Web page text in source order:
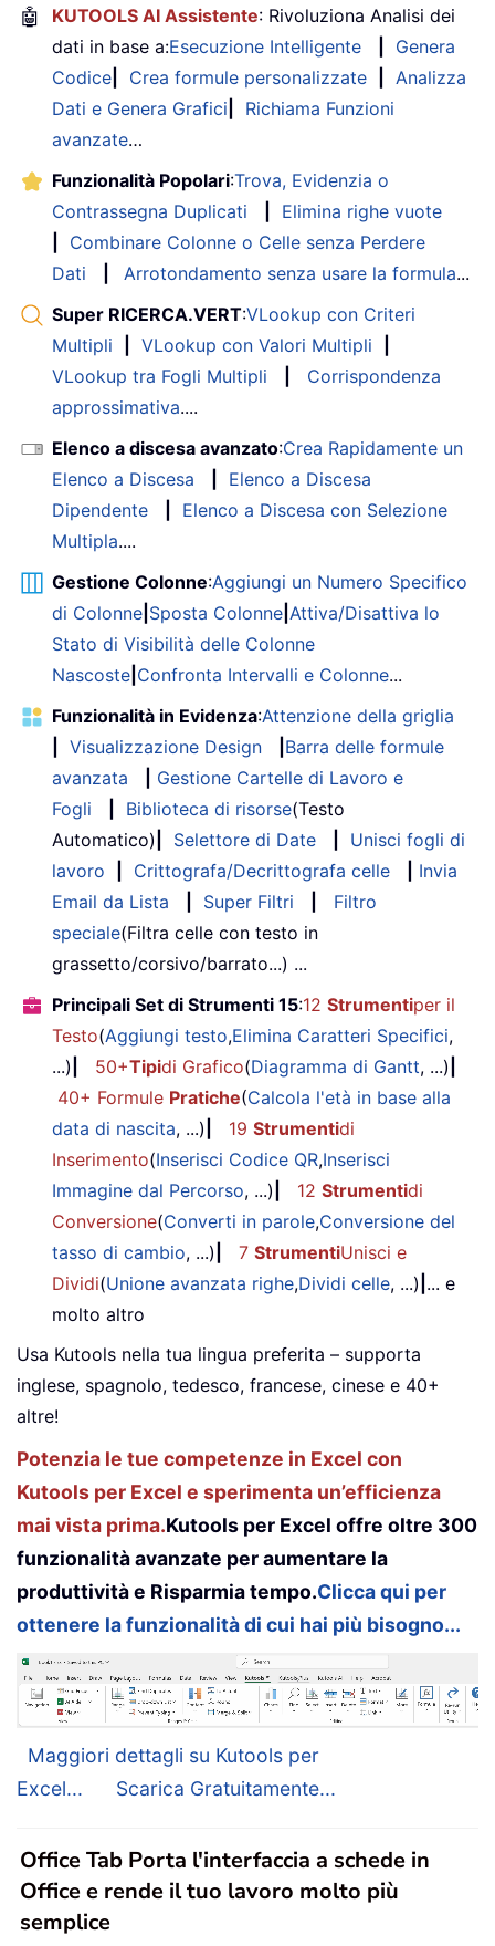
🤖 KUTOOLS AI Assistente: Rivoluziona Analisi dei
dati in base a:Esecuzione Intelligente
Genera
Codice
Crea formule personalizzate
Analizza
Dati e Genera Grafici
Richiama Funzioni
avanzate…
Funzionalità Popolari:Trova, Evidenzia o
Contrassegna Duplicati
Elimina righe vuote
Combinare Colonne o Celle senza Perdere
Dati
Arrotondamento senza usare la formula...
Super RICERCA.VERT:VLookup con Criteri
Multipli
VLookup con Valori Multipli
VLookup tra Fogli Multipli
Corrispondenza
approssimativa....
Elenco a discesa avanzato:Crea Rapidamente un
Elenco a Discesa
Elenco a Discesa
Dipendente
Elenco a Discesa con Selezione
Multipla....
Gestione Colonne:Aggiungi un Numero Specifico
di Colonne Sposta Colonne Attiva/Disattiva lo
Stato di Visibilità delle Colonne
Nascoste Confronta Intervalli e Colonne...
Funzionalità in Evidenza:Attenzione della griglia
Visualizzazione Design
Barra delle formule
avanzata
Gestione Cartelle di Lavoro e
Fogli
Biblioteca di risorse(Testo
Automatico)
Selettore di Date
Unisci fogli di
lavoro
Crittografa/Decrittografa celle
Invia
Email da Lista
Super Filtri
Filtro
speciale(Filtra celle con testo in
grassetto/corsivo/barrato...) ...
Principali Set di Strumenti 15:12 Strumentiper il
Testo(Aggiungi testo,Elimina Caratteri Specifici,
...)
50+Tipidi Grafico(Diagramma di Gantt, ...)
40+ Formule Pratiche(Calcola l'età in base alla
data di nascita, ...) 19 Strumentidi
Inserimento(Inserisci Codice QR,Inserisci
Immagine dal Percorso, ...) 12 Strumentidi
Conversione(Converti in parole,Conversione del
tasso di cambio, ...) 7 StrumentiUnisci e
Dividi(Unione avanzata righe,Dividi celle, ...) ... e
molto altro
Usa Kutools nella tua lingua preferita – supporta
inglese, spagnolo, tedesco, francese, cinese e 40+
altre!
Potenzia le tue competenze in Excel con
Kutools per Excel e sperimenta un’efficienza
mai vista prima.Kutools per Excel offre oltre 300
funzionalità avanzate per aumentare la
produttività e Risparmia tempo.Clicca qui per
ottenere la funzionalità di cui hai più bisogno...
Maggiori dettagli su Kutools per
Excel...
Scarica Gratuitamente...
Office Tab Porta l'interfaccia a schede in
Office e rende il tuo lavoro molto più
semplice